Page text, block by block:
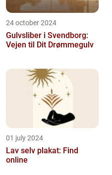
24 october 2024
Gulvsliber i Svendborg:
Vejen til Dit Drømmegulv
01 july 2024
Lav selv plakat: Find
online